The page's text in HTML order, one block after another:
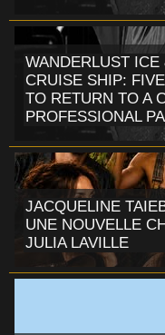
WANDERLUST
CRUISE SHIP:
TO RETURN TO A
PROFESSIONAL
JACQUELINE
UNE NOUVELLE
JULIA LAVILLE